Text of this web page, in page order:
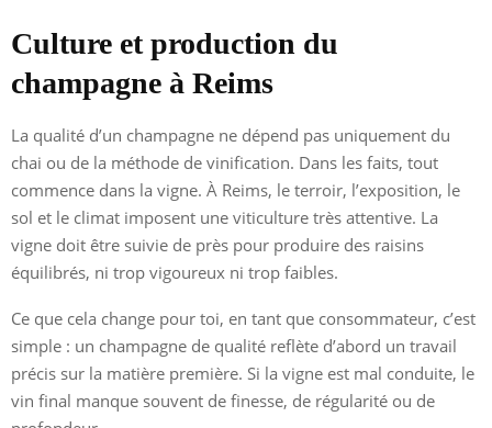
Culture et production du
champagne à Reims
La qualité d’un champagne ne dépend pas uniquement du
chai ou de la méthode de vinification. Dans les faits, tout
commence dans la vigne. À Reims, le terroir, l’exposition, le
sol et le climat imposent une viticulture très attentive. La
vigne doit être suivie de près pour produire des raisins
équilibrés, ni trop vigoureux ni trop faibles.
Ce que cela change pour toi, en tant que consommateur, c’est
simple : un champagne de qualité reflète d’abord un travail
précis sur la matière première. Si la vigne est mal conduite, le
vin final manque souvent de finesse, de régularité ou de